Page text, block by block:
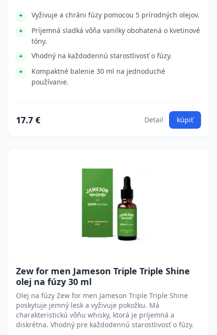
Vyživuje a chráni fúzy pomocou 5 prírodných olejov.
Príjemná sladká vôňa vanilky obohatená o kvetinové
tóny.
Vhodný na každodennú starostlivosť o fúzy.
Kompaktné balenie 30 ml na jednoduché
používanie.
17.7 € Detail kúpiť
Zew for men Jameson Triple Triple Shine
olej na fúzy 30 ml
Olej na fúzy Zew for men Jameson Triple Triple Shine
poskytuje jemný lesk a vyživuje pokožku. Má
charakteristickú vôňu whisky, ktorá je príjemná a
diskrétna. Vhodný pre každodennú starostlivosť o fúzy.